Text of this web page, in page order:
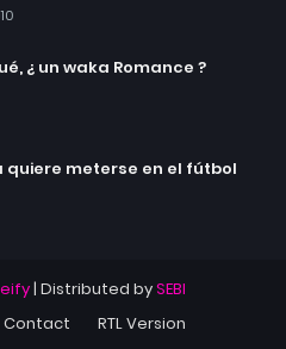
¿ un waka Romance ?
quiere meterse en el fútbol
| Distributed bySEBI
Contact RTL Version